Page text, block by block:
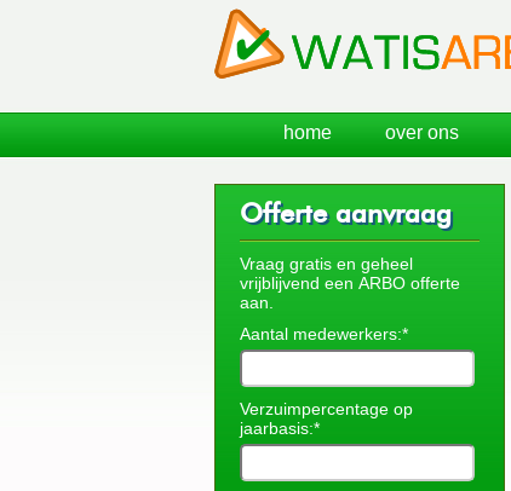
Offerte aanvraag
Vraag gratis en geheel
vrijblijvend een ARBO offerte
aan.
Aantal medewerkers:*
Verzuimpercentage op
jaarbasis:*
home over ons